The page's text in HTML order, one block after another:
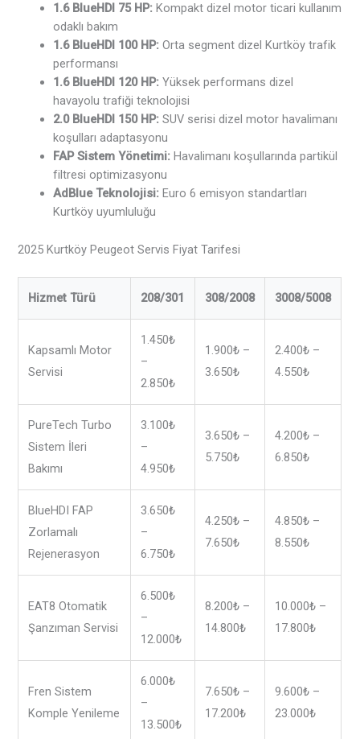
1.6 BlueHDI 75 HP: Kompakt dizel motor ticari kullanım
odaklı bakım
1.6 BlueHDI 100 HP: Orta segment dizel Kurtköy trafik
performansı
1.6 BlueHDI 120 HP: Yüksek performans dizel
havayolu trafiği teknolojisi
2.0 BlueHDI 150 HP: SUV serisi dizel motor havalimanı
koşulları adaptasyonu
FAP Sistem Yönetimi: Havalimanı koşullarında partikül
filtresi optimizasyonu
AdBlue Teknolojisi: Euro 6 emisyon standartları
Kurtköy uyumluluğu
2025 Kurtköy Peugeot Servis Fiyat Tarifesi
Hizmet Türü 208/301 308/2008 3008/5008
Kapsamlı Motor
Servisi
1.450₺
–
2.850₺
1.900₺ –
3.650₺
2.400₺ –
4.550₺
PureTech Turbo
Sistem İleri
Bakımı
3.100₺
–
4.950₺
3.650₺ –
5.750₺
4.200₺ –
6.850₺
BlueHDI FAP
Zorlamalı
Rejenerasyon
3.650₺
–
6.750₺
4.250₺ –
7.650₺
4.850₺ –
8.550₺
EAT8 Otomatik
Şanzıman Servisi
6.500₺
–
12.000₺
8.200₺ –
14.800₺
10.000₺ –
17.800₺
Fren Sistem
Komple Yenileme
6.000₺
–
13.500₺
7.650₺ –
17.200₺
9.600₺ –
23.000₺